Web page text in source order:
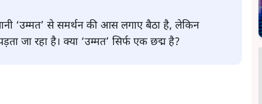
‘उम्मत’ से समर्थन की आस लगाए बैठा है, लेकिन
जा रहा है। क्या ‘उम्मत’ सिर्फ एक छद्म है?